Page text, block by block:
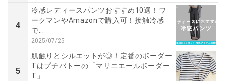
4
冷感レディースパンツおすすめ10選！ワ
ークマンやAmazonで購入可！接触冷感
で...
2025/07/25
5
肌触りとシルエットが◎！定番のボーダー
Tはプチバトーの「マリニエールボーダー
T」